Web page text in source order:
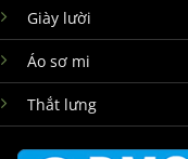
Giày lười
Áo sơ mi
Thắt lưng